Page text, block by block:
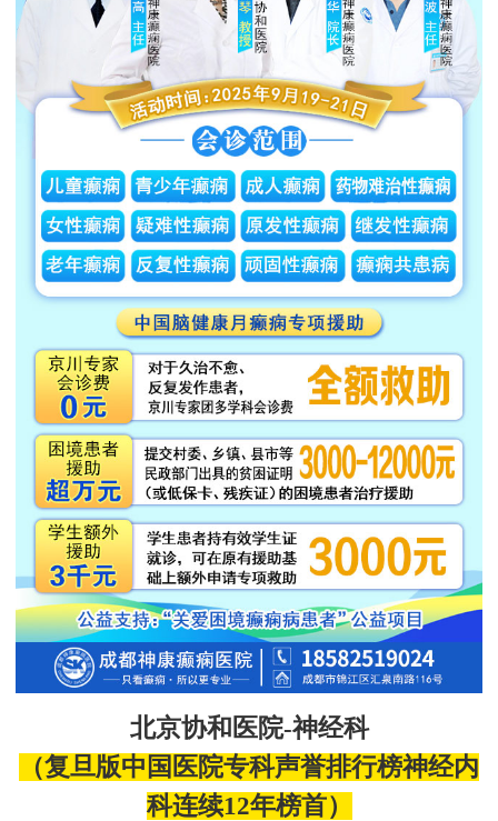
北京协和医院-神经科
（复旦版中国医院专科声誉排行榜神经内
科连续12年榜首）